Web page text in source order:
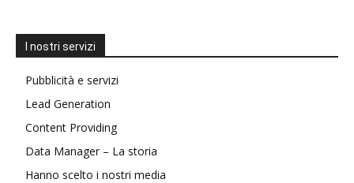
I nostri servizi
Pubblicità e servizi
Lead Generation
Content Providing
Data Manager – La storia
Hanno scelto i nostri media